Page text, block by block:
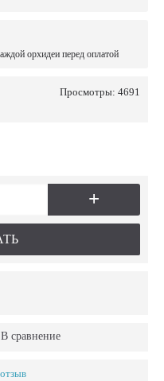
орхидеи перед оплатой
Просмотры: 4691
+
В сравнение